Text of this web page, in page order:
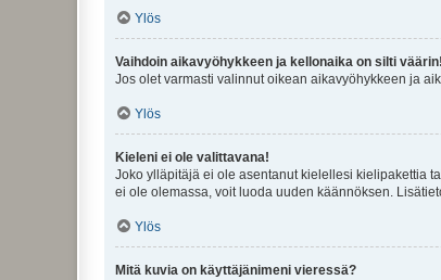
Ylös
Vaihdoin aikavyöhykkeen ja kellonaika on silti väärin!
Jos olet varmasti valinnut oikean aikavyöhykkeen ja
Ylös
Kieleni ei ole valittavana!
Joko ylläpitäjä ei ole asentanut kielellesi kielipakettia
ei ole olemassa, voit luoda uuden käännöksen.
Ylös
Mitä kuvia on käyttäjänimeni vieressä?